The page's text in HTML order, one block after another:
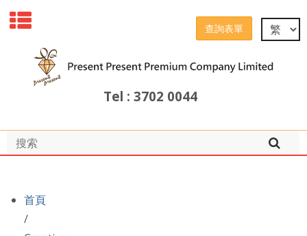
查詢表單
Tel : 3702 0044
首頁
/